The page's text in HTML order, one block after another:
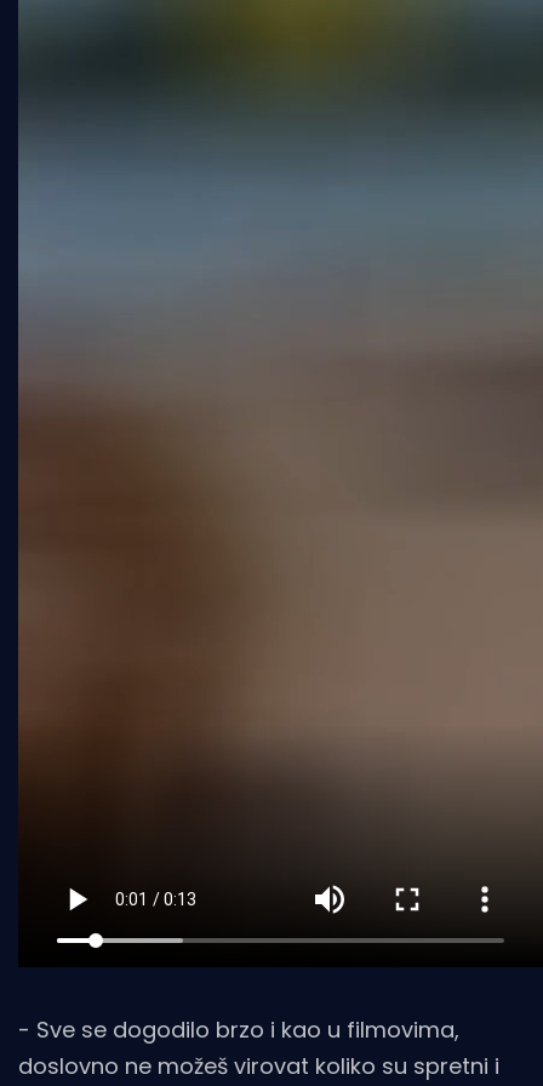
- Sve se dogodilo brzo i kao u filmovima,
doslovno ne možeš virovat koliko su spretni i